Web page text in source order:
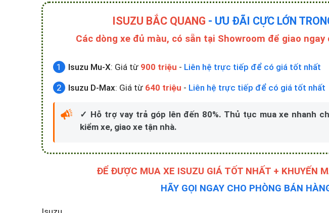
ISUZU BẮC QUANG - ƯU ĐÃI CỰC LỚN
Các dòng xe đủ màu, có sẵn tại Showroom để giao ngay
Isuzu Mu-X: Giá từ 900 triệu - Liên hệ trực tiếp để có giá tốt nhất
Isuzu D-Max: Giá từ 640 triệu - Liên hệ trực tiếp để có giá tốt nhất
✓ Hỗ trợ vay trả góp lên đến 80%. Thủ tục mua xe nhanh
kiểm xe, giao xe tận nhà.
ĐỂ ĐƯỢC MUA XE ISUZU GIÁ TỐT NHẤT + KHUYẾN
HÃY GỌI NGAY CHO PHÒNG BÁN